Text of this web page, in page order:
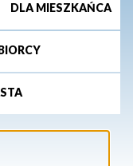
DLA MIESZKAŃCA